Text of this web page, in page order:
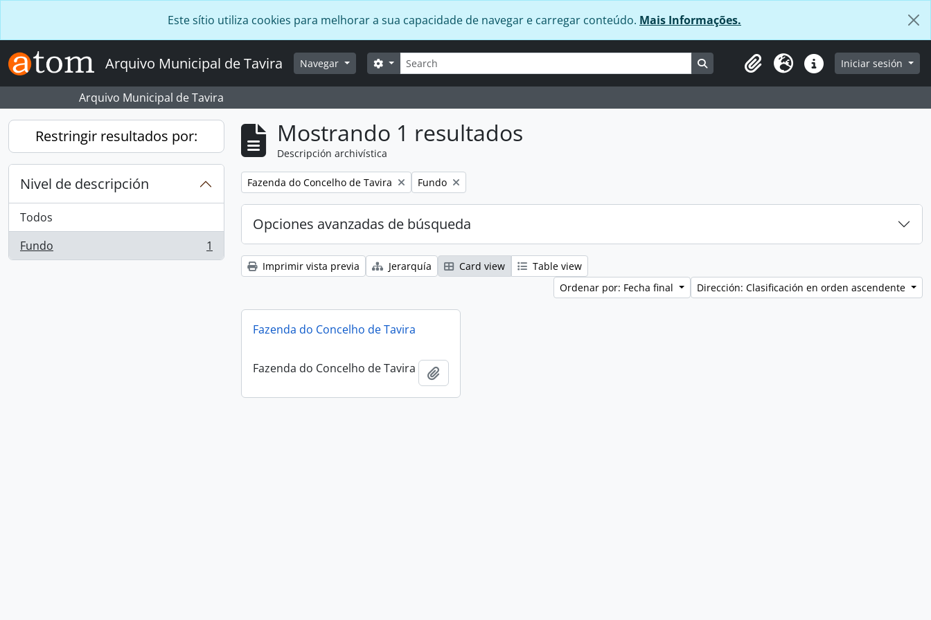
Este sítio utiliza cookies para melhorar a sua capacidade de navegar e carregar conteúdo. Mais Informações.
Arquivo Municipal de Tavira Navegar Búsqueda
Search options Search in browse page
Clipboard
Idioma Enlaces rápidos
Iniciar sesión
Arquivo Municipal de Tavira
Restringir resultados por:
Nivel de descripción
Todos
Fundo
, 1 resultados 1
Mostrando 1 resultados
Descripción archivística
Remove filter:
Fazenda do Concelho de Tavira Remove filter:
Fundo
Opciones avanzadas de búsqueda
Imprimir vista previa Jerarquía Card view
Table view
Ordenar por: Fecha final
Dirección: Clasificación en orden ascendente
Fazenda do Concelho de Tavira
Fazenda do Concelho de Tavira